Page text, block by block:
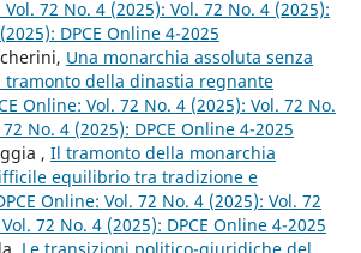
Vol. 72 No. 4 (2025): Vol. 72 No. 4 (2025):
DPCE Online 4-2025
Una monarchia assoluta senza
tramonto della dinastia regnante
Online: Vol. 72 No. 4 (2025): Vol. 72 No.
No. 4 (2025): DPCE Online 4-2025
, Il tramonto della monarchia
equilibrio tra tradizione e
Online: Vol. 72 No. 4 (2025): Vol. 72
72 No. 4 (2025): DPCE Online 4-2025